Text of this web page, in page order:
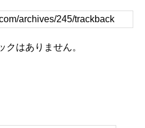
クはありません。